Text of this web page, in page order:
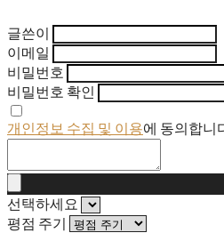
글쓴이
이메일
비밀번호
비밀번호 확인
개인정보 수집 및 이용에 동의합니
선택하세요
평점 주기